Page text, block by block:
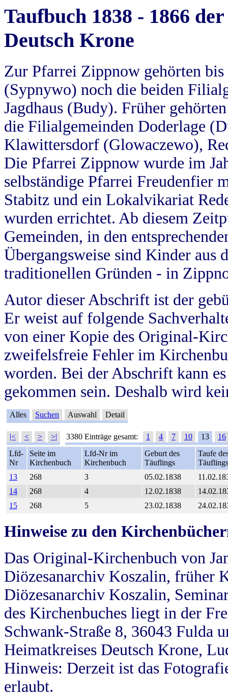
Taufbuch 1838 - 1866
Deutsch Krone
Zur Pfarrei Zippnow gehörten
(Sypnywo) noch die beiden
Jagdhaus (Budy). Früher
die Filialgemeinden Doderlage
Klawittersdorf (Glowaczewo),
Die Pfarrei Zippnow wurde im
selbständige Pfarrei Freudenfier
Stabitz und ein Lokalvikariat
wurden errichtet. Ab diesem
Gemeinden, in den
Übergangsweise sind Kinder aus
traditionellen Gründen - in
Autor dieser Abschrift ist der
Er weist auf folgende
von einer Kopie des Original-
zweifelsfreie Fehler im
worden. Bei der Abschrift kann
gekommen sein. Deshalb wird
Alles Suchen Auswahl Detail
|< < > >| 3380 Einträge gesamt: 1 4 7 10 13
16
Lfd-
Nr
Seite im
Kirchenbuch
Lfd-Nr im
Kirchenbuch
Geburt des
Täuflings
Taufe
Täuflings
13
268 3 05.02.1838
14
268 4 12.02.1838
15
268 5 23.02.1838
Hinweise zu den
Das Original-Kirchenbuch von
Diözesanarchiv Koszalin, früher
Diözesanarchiv Koszalin,
des Kirchenbuches liegt in der
Schwank-Straße 8, 36043 Fulda
Heimatkreises Deutsch Krone,
Hinweis: Derzeit ist das
erlaubt.